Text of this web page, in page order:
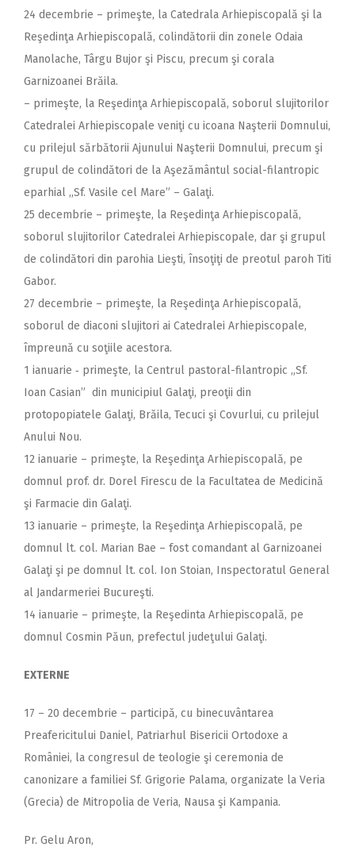
24 decembrie – primeşte, la Catedrala Arhiepiscopală şi la
Reşedinţa Arhiepiscopală, colindătorii din zonele Odaia
Manolache, Târgu Bujor şi Piscu, precum şi corala
Garnizoanei Brăila.
– primeşte, la Reşedinţa Arhiepiscopală, soborul slujitorilor
Catedralei Arhiepiscopale veniţi cu icoana Naşterii Domnului,
cu prilejul sărbătorii Ajunului Naşterii Domnului, precum şi
grupul de colindători de la Aşezământul social-filantropic
eparhial ,,Sf. Vasile cel Mare” – Galaţi.
25 decembrie – primeşte, la Reşedinţa Arhiepiscopală,
soborul slujitorilor Catedralei Arhiepiscopale, dar şi grupul
de colindători din parohia Lieşti, însoţiţi de preotul paroh Titi
Gabor.
27 decembrie – primeşte, la Reşedinţa Arhiepiscopală,
soborul de diaconi slujitori ai Catedralei Arhiepiscopale,
împreună cu soţiile acestora.
1 ianuarie ‑ primeşte, la Centrul pastoral-filantropic „Sf.
Ioan Casian” din municipiul Galaţi, preoţii din
protopopiatele Galaţi, Brăila, Tecuci şi Covurlui, cu prilejul
Anului Nou.
12 ianuarie – primeşte, la Reşedinţa Arhiepiscopală, pe
domnul prof. dr. Dorel Firescu de la Facultatea de Medicină
şi Farmacie din Galaţi.
13 ianuarie – primeşte, la Reşedinţa Arhiepiscopală, pe
domnul lt. col. Marian Bae – fost comandant al Garnizoanei
Galaţi şi pe domnul lt. col. Ion Stoian, Inspectoratul General
al Jandarmeriei Bucureşti.
14 ianuarie – primeşte, la Reşedinta Arhiepiscopală, pe
domnul Cosmin Păun, prefectul judeţului Galaţi.
EXTERNE
17 – 20 decembrie – participă, cu binecuvântarea
Preafericitului Daniel, Patriarhul Bisericii Ortodoxe a
României, la congresul de teologie şi ceremonia de
canonizare a familiei Sf. Grigorie Palama, organizate la Veria
(Grecia) de Mitropolia de Veria, Nausa şi Kampania.
Pr. Gelu Aron,